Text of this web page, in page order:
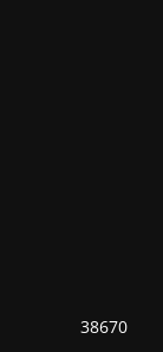
38670